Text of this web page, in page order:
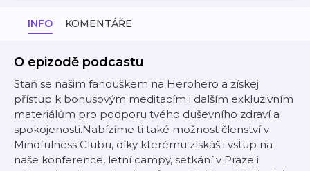
INFO KOMENTÁŘE
O epizodě podcastu
Staň se našim fanouškem na Herohero a získej
přístup k bonusovým meditacím i dalším exkluzivním
materiálům pro podporu tvého duševního zdraví a
spokojenosti.Nabízíme ti také možnost členství v
Mindfulness Clubu, díky kterému získáš i vstup na
naše konference, letní campy, setkání v Praze i